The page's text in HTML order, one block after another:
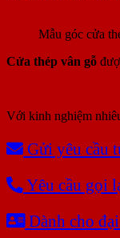
Mẫu góc cửa
Cửa thép vân gỗ
Với kinh nghiệm
Gửi yêu cầu
Yêu cầu gọi
Dành cho